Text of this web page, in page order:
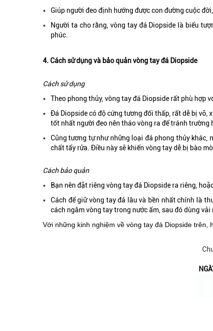
Giúp người đeo định hướng được con đường cuộc
Người ta cho rằng, vòng tay đá Diopside là biểu
phúc.
4. Cách sử dụng và bảo quản vòng tay đá Diopside
Cách sử dụng
Theo phong thủy, vòng tay đá Diopside rất phù hợp
Đá Diopside có độ cứng tương đối thấp, rất dễ bị vỡ,
tốt nhất người đeo nên tháo vòng ra để tránh trường
Cũng tương tự như những loại đá phong thủy khác,
chất tẩy rửa. Điều này sẽ khiến vòng tay dễ bị bào
Cách bảo quản
Bạn nên đặt riêng vòng tay đá Diopside ra riêng,
Cách để giữ vòng tay đá lâu và bền nhất chính là
cách ngâm vòng tay trong nước ấm, sau đó dùng vải
Với những kinh nghiệm về vòng tay đá Diopside trên,